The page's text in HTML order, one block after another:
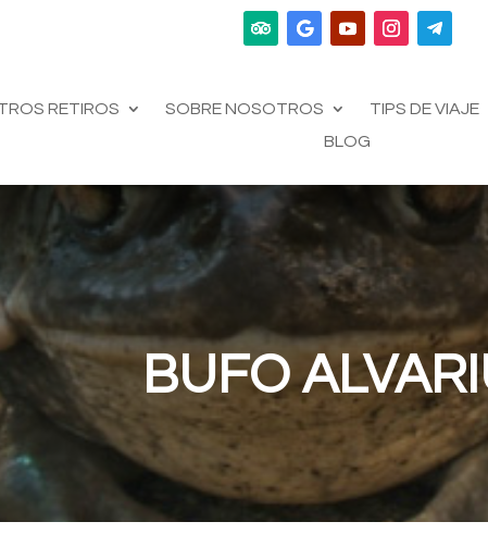
RETIROS SOBRE NOSOTROS TIPS DE VIAJE
BLOG
BUFO